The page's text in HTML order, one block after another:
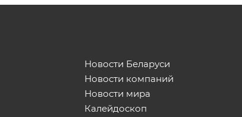
Новости Беларуси
Новости компаний
Новости мира
Калейдоскоп